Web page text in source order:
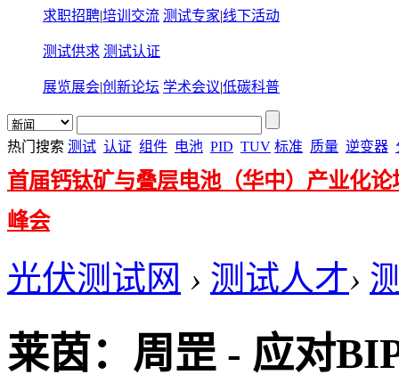
求职招聘|培训交流 测试专家|线下活动
测试供求 测试认证
展览展会|创新论坛 学术会议|低碳科普
热门搜索 测试 认证 组件 电池 PID TUV 标准 质量 逆变器
首届钙钛矿与叠层电池（华中）产业化论
峰会
光伏测试网 › 测试人才›
莱茵：周罡 - 应对